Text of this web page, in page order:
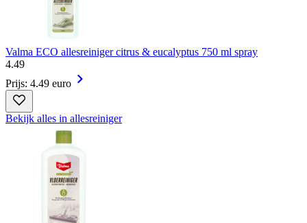
Valma ECO allesreiniger citrus & eucalyptus 750 ml spray
4.49
Prijs: 4.49 euro
Bekijk alles in allesreiniger